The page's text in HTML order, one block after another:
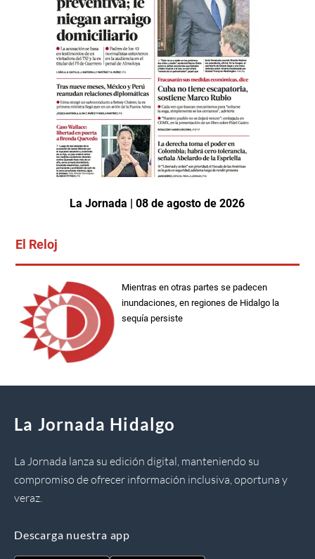
La Jornada | 08 de agosto de 2026
El Reloj
Mientras en otras partes se padecen
inundaciones, en regiones de Hidalgo la
sequía persiste
La Jornada Hidalgo
La Jornada lanza su edición digital, manteniendo su
compromiso de ofrecer información inclusiva, oportuna y
veraz.
Descarga nuestra app